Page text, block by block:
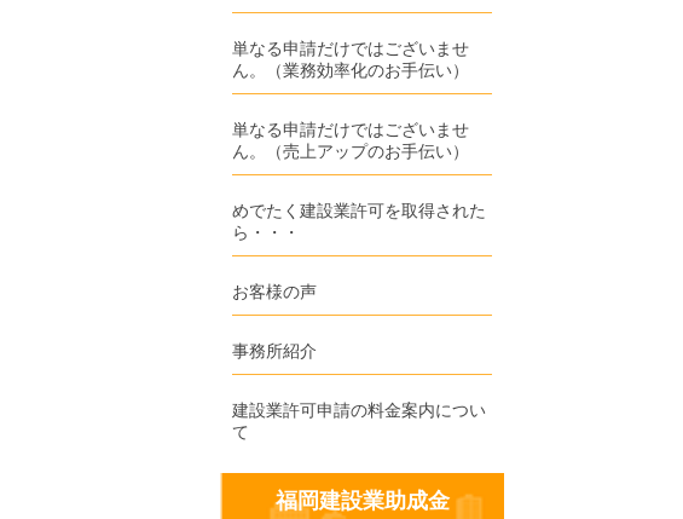
単なる申請だけではございませ
ん。（業務効率化のお手伝い）
単なる申請だけではございませ
ん。（売上アップのお手伝い）
めでたく建設業許可を取得された
ら・・・
お客様の声
事務所紹介
建設業許可申請の料金案内につい
て
福岡建設業助成金